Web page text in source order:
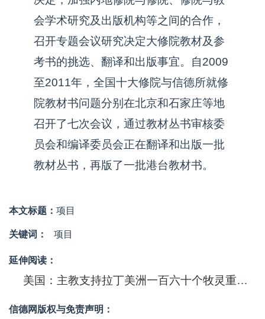
会学术研究及出版机构等之间的合作，
召开专题会议研究决定大修院教材及参
考书的挑选、翻译和出版事宜。自2009
至2011年，全国十大修院与信德所就修
院教材书问题分别在北京和石家庄等地
召开了七次会议，通过教材丛书审核委
员会和编译委员会正在翻译和出版一批
教材丛书，再版了一批港台教材书。
本文标题： 项目
关键词： 项目
延伸阅读：
美国：主教支持拉丁美洲一百六十个牧灵重建项目
信德网版权与免责声明：